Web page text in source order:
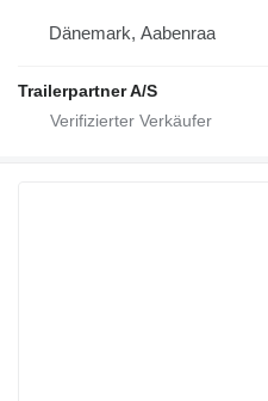
Dänemark, Aabenraa
Trailerpartner A/S